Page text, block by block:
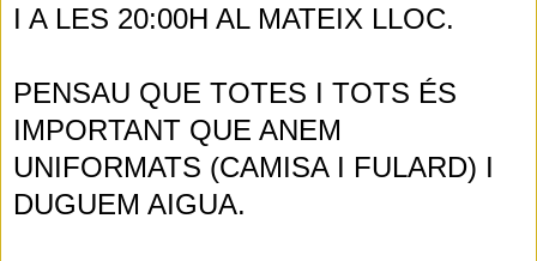
I A LES 20:00H AL MATEIX LLOC.
PENSAU QUE TOTES I TOTS ÉS
IMPORTANT QUE ANEM
UNIFORMATS (CAMISA I FULARD) I
DUGUEM AIGUA.